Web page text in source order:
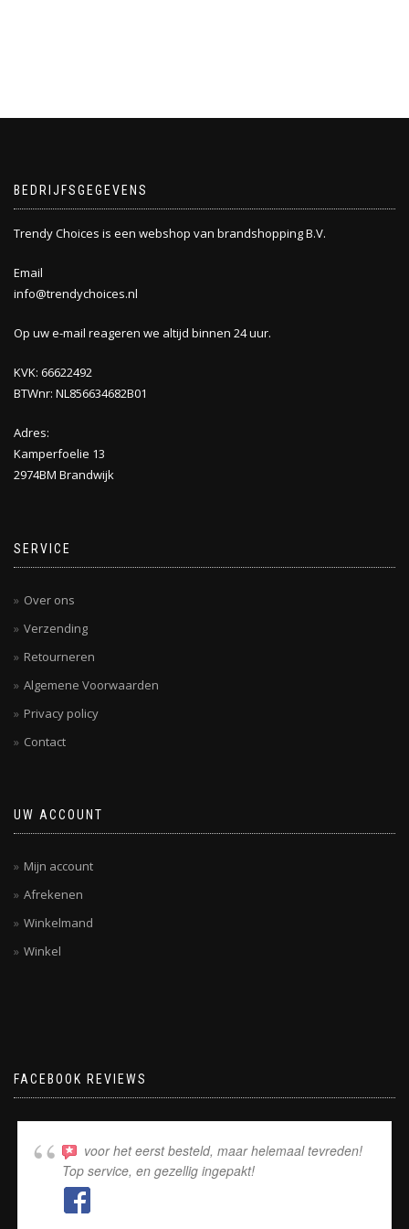
BEDRIJFSGEGEVENS
Trendy Choices is een webshop van brandshopping B.V.
Email
info@trendychoices.nl
Op uw e-mail reageren we altijd binnen 24 uur.
KVK: 66622492
BTWnr: NL856634682B01
Adres:
Kamperfoelie 13
2974BM Brandwijk
SERVICE
Over ons
Verzending
Retourneren
Algemene Voorwaarden
Privacy policy
Contact
UW ACCOUNT
Mijn account
Afrekenen
Winkelmand
Winkel
FACEBOOK REVIEWS
voor het eerst besteld, maar helemaal tevreden!
Top service, en gezellig ingepakt!